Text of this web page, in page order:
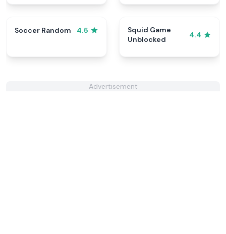
Soccer Random 4.5
Squid Game
Unblocked
4.4
Advertisement